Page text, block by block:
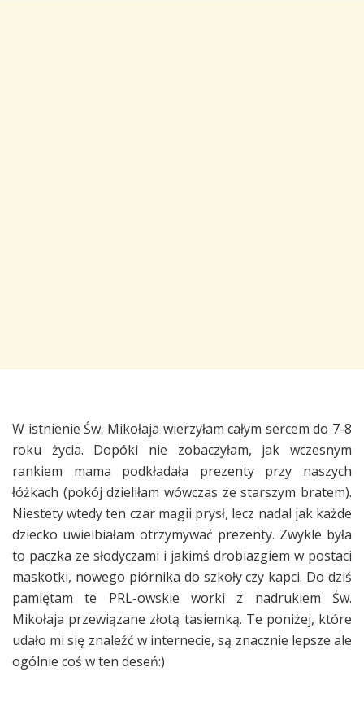
W istnienie Św. Mikołaja wierzyłam całym sercem do 7-8
roku życia. Dopóki nie zobaczyłam, jak wczesnym
rankiem mama podkładała prezenty przy naszych
łóżkach (pokój dzieliłam wówczas ze starszym bratem).
Niestety wtedy ten czar magii prysł, lecz nadal jak każde
dziecko uwielbiałam otrzymywać prezenty. Zwykle była
to paczka ze słodyczami i jakimś drobiazgiem w postaci
maskotki, nowego piórnika do szkoły czy kapci. Do dziś
pamiętam te PRL-owskie worki z nadrukiem Św.
Mikołaja przewiązane złotą tasiemką. Te poniżej, które
udało mi się znaleźć w internecie, są znacznie lepsze ale
ogólnie coś w ten deseń:)